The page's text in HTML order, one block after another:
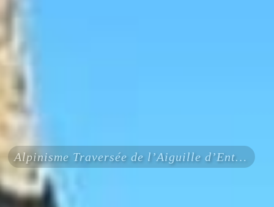
Alpinisme Traversée de l’Aiguille d’Entrèves